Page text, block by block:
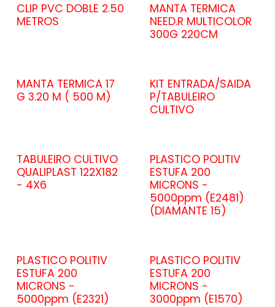
CLIP PVC DOBLE 2.50
METROS
MANTA TERMICA
NEED.R MULTICOLOR
300G 220CM
MANTA TERMICA 17
G 3.20 M ( 500 M)
KIT ENTRADA/SAIDA
P/TABULEIRO
CULTIVO
TABULEIRO CULTIVO
QUALIPLAST 122X182
- 4X6
PLASTICO POLITIV
ESTUFA 200
MICRONS -
5000ppm (E2481)
(DIAMANTE 15)
PLASTICO POLITIV
ESTUFA 200
MICRONS -
5000ppm (E2321)
PLASTICO POLITIV
ESTUFA 200
MICRONS -
3000ppm (E1570)